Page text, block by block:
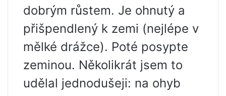
dobrým růstem. Je ohnutý a
přišpendlený k zemi (nejlépe v
mělké drážce). Poté posypte
zeminou. Několikrát jsem to
udělal jednodušeji: na ohyb